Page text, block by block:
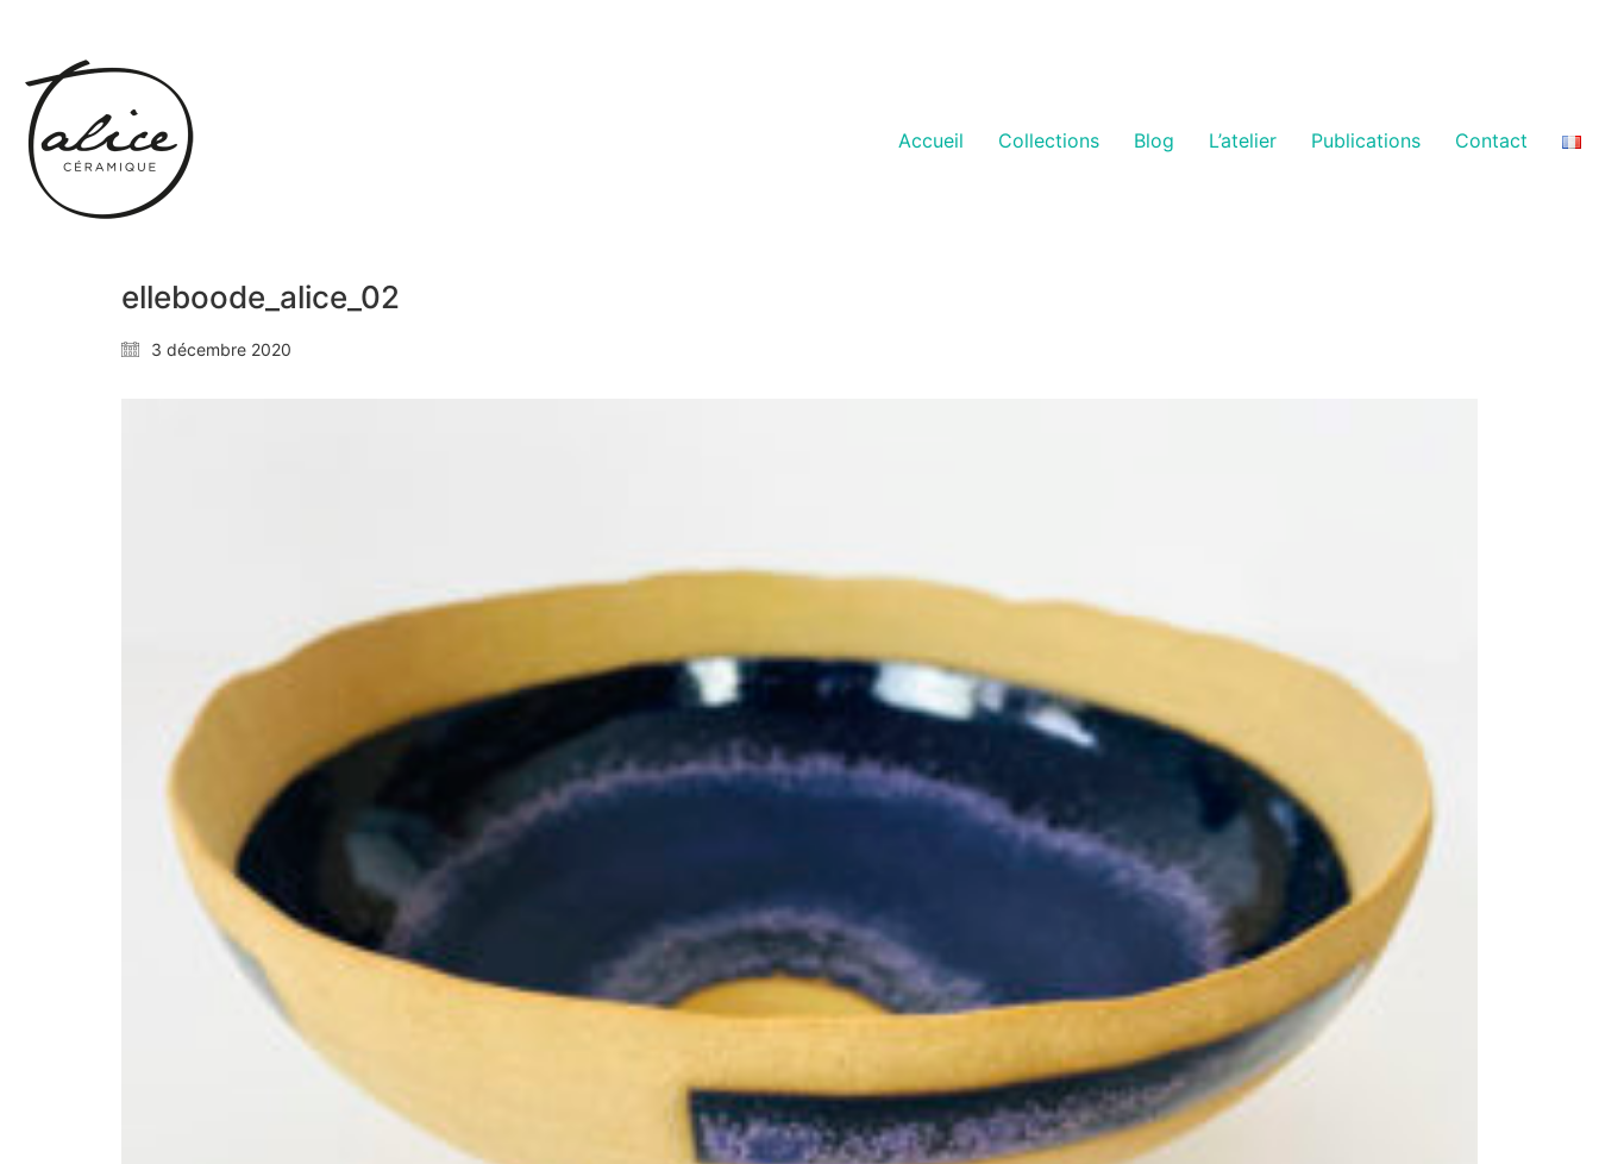
Accueil Collections Blog L’atelier Publications Contact
elleboode_alice_02
3 décembre 2020